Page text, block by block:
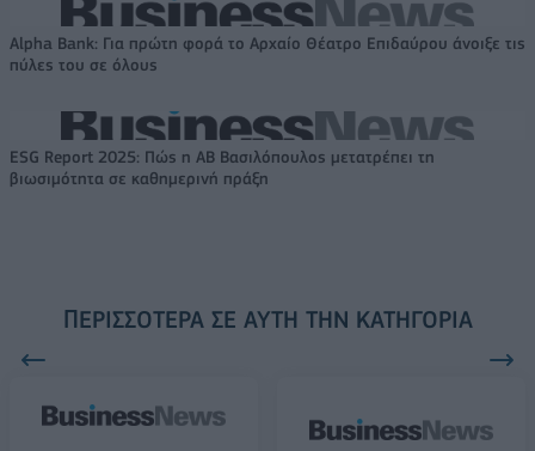
Alpha Bank: Για πρώτη φορά το Αρχαίο Θέατρο Επιδαύρου άνοιξε τις
πύλες του σε όλους
ESG Report 2025: Πώς η ΑΒ Βασιλόπουλος μετατρέπει τη
βιωσιμότητα σε καθημερινή πράξη
ΠΕΡΙΣΣΌΤΕΡΑ ΣΕ ΑΥΤΉ ΤΗΝ ΚΑΤΗΓΟΡΊΑ